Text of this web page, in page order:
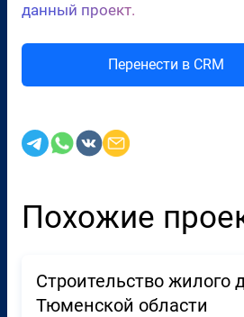
данный проект.
Перенести в CRM
Похожие
Строительство жилого
Тюменской области